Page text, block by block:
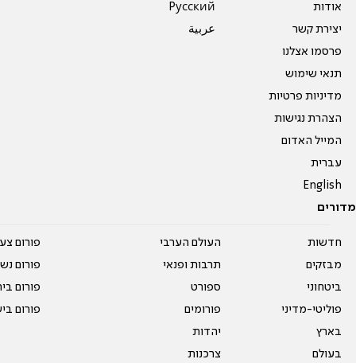
אודות
יצירת קשר
פרסמו אצלנו
תנאי שימוש
מדיניות פרטיות
הצהרת נגישות
המייל האדום
עברית
English
Pусский
عربية
מדורים
חדשות
מבזקים
ביטחוני
פוליטי-מדיני
בארץ
בעולם
העולם הערבי
תרבות ופנאי
ספורט
פורומים
יהדות
צרכנות
פורום
פורום
פורום
פורום